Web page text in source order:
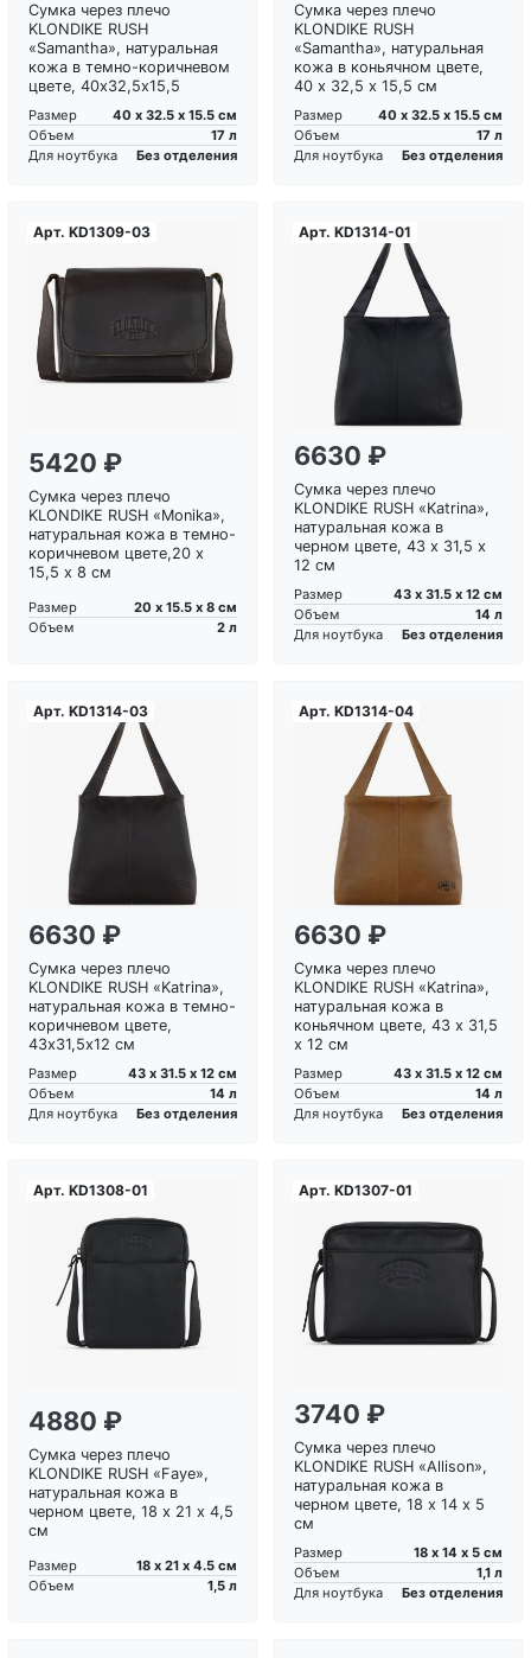
Сумка через плечо
KLONDIKE RUSH
«Samantha», натуральная
кожа в темно-коричневом
цвете, 40х32,5х15,5
Размер
40 х 32.5 х 15.5 см
Объем
17 л
Для ноутбука
Без отделения
Сумка через плечо
KLONDIKE RUSH
«Samantha», натуральная
кожа в коньячном цвете,
40 х 32,5 х 15,5 см
Размер
40 х 32.5 х 15.5 см
Объем
17 л
Для ноутбука
Без отделения
Арт. KD1309-03
Загрузка...
5420 ₽
Сумка через плечо
KLONDIKE RUSH «Monika»,
натуральная кожа в темно-
коричневом цвете,20 х
15,5 х 8 см
Размер
20 х 15.5 х 8 см
Объем
2 л
Арт. KD1314-01
Загрузка...
6630 ₽
Сумка через плечо
KLONDIKE RUSH «Katrina»,
натуральная кожа в
черном цвете, 43 х 31,5 х
12 см
Размер
43 х 31.5 х 12 см
Объем
14 л
Для ноутбука
Без отделения
Арт. KD1314-03
Загрузка...
6630 ₽
Сумка через плечо
KLONDIKE RUSH «Katrina»,
натуральная кожа в темно-
коричневом цвете,
43х31,5х12 см
Размер
43 х 31.5 х 12 см
Объем
14 л
Для ноутбука
Без отделения
Арт. KD1314-04
Загрузка...
6630 ₽
Сумка через плечо
KLONDIKE RUSH «Katrina»,
натуральная кожа в
коньячном цвете, 43 х 31,5
х 12 см
Размер
43 х 31.5 х 12 см
Объем
14 л
Для ноутбука
Без отделения
Арт. KD1308-01
Загрузка...
4880 ₽
Сумка через плечо
KLONDIKE RUSH «Faye»,
натуральная кожа в
черном цвете, 18 х 21 х 4,5
см
Размер
18 х 21 х 4.5 см
Объем
1,5 л
Арт. KD1307-01
Загрузка...
3740 ₽
Сумка через плечо
KLONDIKE RUSH «Allison»,
натуральная кожа в
черном цвете, 18 х 14 х 5
см
Размер
18 х 14 х 5 см
Объем
1,1 л
Для ноутбука
Без отделения